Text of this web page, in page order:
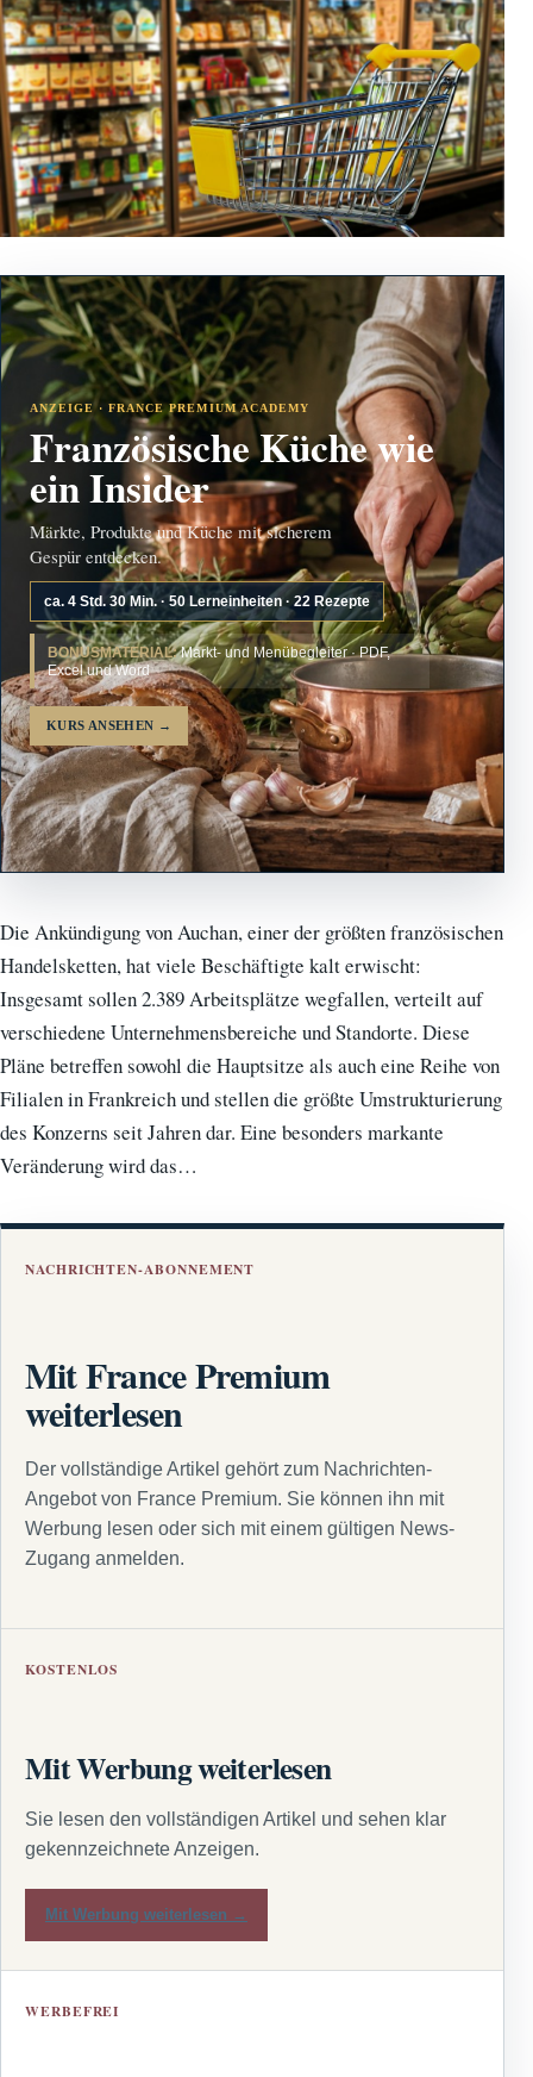
ANZEIGE · FRANCE PREMIUM ACADEMY
Französische Küche wie
ein Insider
Märkte, Produkte und Küche mit sicherem
Gespür entdecken.
ca. 4 Std. 30 Min. · 50 Lerneinheiten · 22 Rezepte
BONUSMATERIAL:Markt- und Menübegleiter · PDF,
Excel und Word
KURS ANSEHEN →
Die Ankündigung von Auchan, einer der größten französischen
Handelsketten, hat viele Beschäftigte kalt erwischt:
Insgesamt sollen 2.389 Arbeitsplätze wegfallen, verteilt auf
verschiedene Unternehmensbereiche und Standorte. Diese
Pläne betreffen sowohl die Hauptsitze als auch eine Reihe von
Filialen in Frankreich und stellen die größte Umstrukturierung
des Konzerns seit Jahren dar. Eine besonders markante
Veränderung wird das…
NACHRICHTEN-ABONNEMENT
Mit France Premium
weiterlesen
Der vollständige Artikel gehört zum Nachrichten-
Angebot von France Premium. Sie können ihn mit
Werbung lesen oder sich mit einem gültigen News-
Zugang anmelden.
KOSTENLOS
Mit Werbung weiterlesen
Sie lesen den vollständigen Artikel und sehen klar
gekennzeichnete Anzeigen.
Mit Werbung weiterlesen →
WERBEFREI